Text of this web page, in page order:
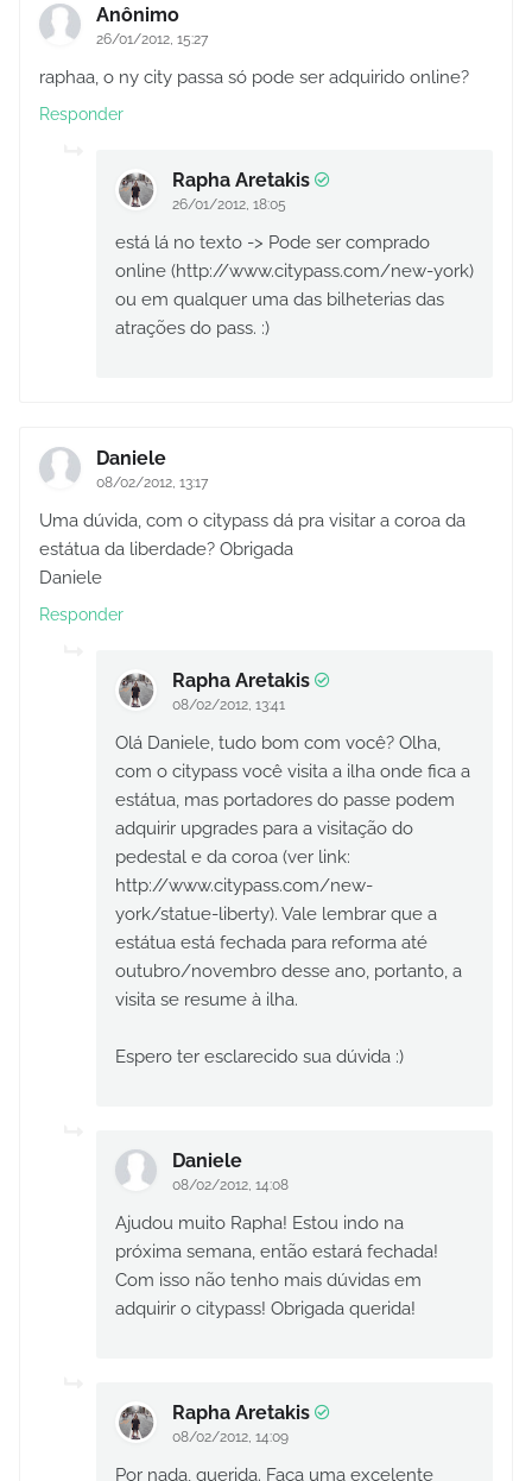
Anônimo
26/01/2012, 15:27
raphaa, o ny city passa só pode ser adquirido online?
Responder
Rapha Aretakis
26/01/2012, 18:05
está lá no texto -> Pode ser comprado
online (http://www.citypass.com/new-york)
ou em qualquer uma das bilheterias das
atrações do pass. :)
Daniele
08/02/2012, 13:17
Uma dúvida, com o citypass dá pra visitar a coroa da
estátua da liberdade? Obrigada
Daniele
Responder
Rapha Aretakis
08/02/2012, 13:41
Olá Daniele, tudo bom com você? Olha,
com o citypass você visita a ilha onde fica a
estátua, mas portadores do passe podem
adquirir upgrades para a visitação do
pedestal e da coroa (ver link:
http://www.citypass.com/new-
york/statue-liberty). Vale lembrar que a
estátua está fechada para reforma até
outubro/novembro desse ano, portanto, a
visita se resume à ilha.
Espero ter esclarecido sua dúvida :)
Daniele
08/02/2012, 14:08
Ajudou muito Rapha! Estou indo na
próxima semana, então estará fechada!
Com isso não tenho mais dúvidas em
adquirir o citypass! Obrigada querida!
Rapha Aretakis
08/02/2012, 14:09
Por nada, querida. Faça uma excelente